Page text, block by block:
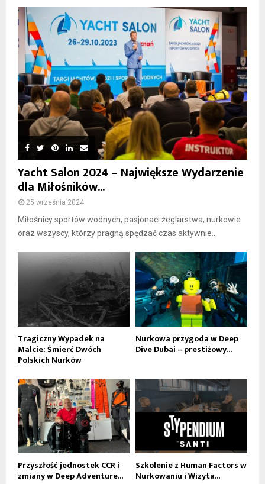
Yacht Salon 2024 – Największe Wydarzenie
dla Miłośników...
25 września 2024
Miłośnicy sportów wodnych, pasjonaci żeglarstwa, nurkowie
oraz wszyscy, którzy pragną spędzać czas aktywnie...
Tragiczny Wypadek na
Malcie: Śmierć Dwóch
Polskich Nurków
Nurkowa przygoda w Deep
Dive Dubai – prestiżowy...
Przyszłość jednostek CCR i
zmiany w Deep Adventure...
Szkolenie z Human Factors w
Nurkowaniu i Wizyta...